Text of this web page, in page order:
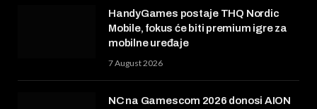
HandyGames postaje THQ Nordic
Mobile, fokus će biti premium igre za
mobilne uređaje
7 August 2026
NC na Gamescom 2026 donosi AION